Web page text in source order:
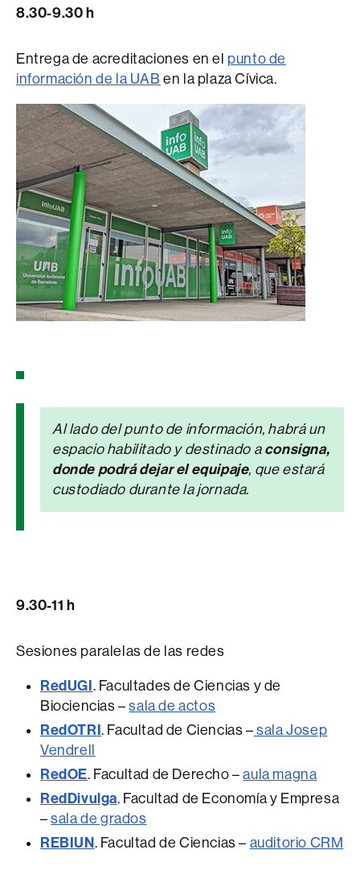
8.30-9.30h
Entrega de acreditaciones en el punto de
información de la UAB en la plaza Cívica.
Al lado del punto de información, habrá un
espacio habilitado y destinado a consigna,
donde podrá dejar el equipaje, que estará
custodiado durante la jornada.
9.30-11 h
Sesiones paralelas de las redes
RedUGI. Facultades de Ciencias y de
Biociencias –sala de actos
RedOTRI. Facultad de Ciencias – sala Josep
Vendrell
RedOE. Facultad de Derecho –aula magna
RedDivulga. Facultad de Economía y Empresa
–sala de grados
REBIUN. Facultad de Ciencias – auditorio CRM